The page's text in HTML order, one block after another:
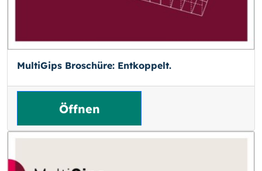
MultiGips Broschüre: Entkoppelt.
Öffnen